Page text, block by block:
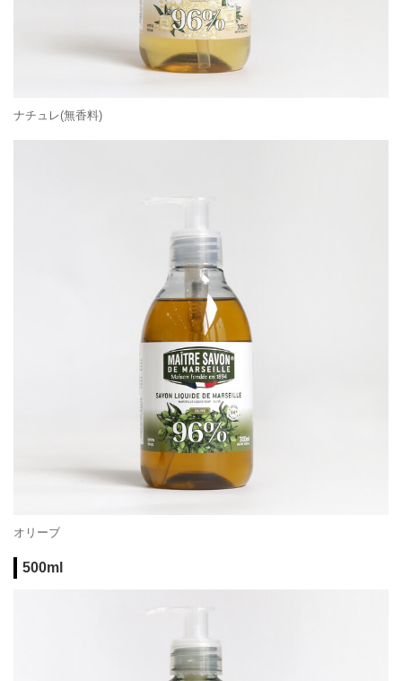
ナチュレ(無香料)
オリーブ
500ml